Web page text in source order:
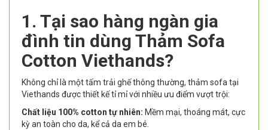
1. Tại sao hàng ngàn gia
đình tin dùng Thảm Sofa
Cotton Viethands?
Không chỉ là một tấm trải ghế thông thường, thảm sofa tại
Viethands được thiết kế tỉ mỉ với nhiều ưu điểm vượt trội:
Chất liệu 100% cotton tự nhiên: Mềm mại, thoáng mát, cực
kỳ an toàn cho da, kể cả da em bé.